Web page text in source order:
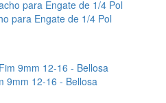
para Engate de 1/4 Pol
9mm 12-16 - Bellosa